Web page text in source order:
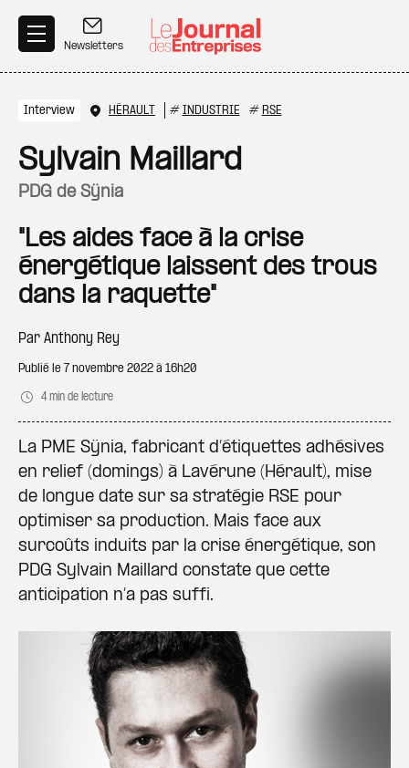
Newsletters
Interview HÉRAULT # INDUSTRIE # RSE
Sylvain Maillard
PDG de Sÿnia
"Les aides face à la crise
énergétique laissent des trous
dans la raquette"
Par Anthony Rey
Publié le 7 novembre 2022 à 16h20
4 min de lecture
La PME Sÿnia, fabricant d’étiquettes adhésives
en relief (domings) à Lavérune (Hérault), mise
de longue date sur sa stratégie RSE pour
optimiser sa production. Mais face aux
surcoûts induits par la crise énergétique, son
PDG Sylvain Maillard constate que cette
anticipation n’a pas suffi.